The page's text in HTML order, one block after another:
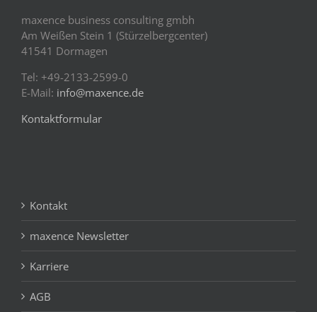
maxence business consulting gmbh
Am Weißen Stein 1 (Stürzelbergcenter)
41541 Dormagen
Tel: +49-2133-2599-0
E-Mail: info@maxence.de
Kontaktformular
Kontakt
maxence Newsletter
Karriere
AGB